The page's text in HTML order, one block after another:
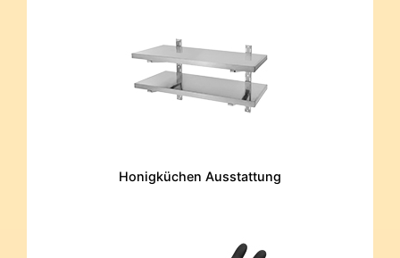
Honigküchen Ausstattung